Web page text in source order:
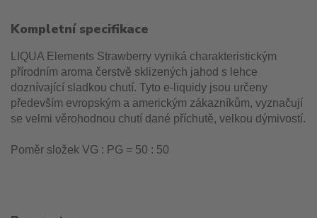
Kompletní specifikace
LIQUA Elements Strawberry vyniká charakteristickým
přírodním aroma čerstvě sklizených jahod s lehce
doznívající sladkou chutí. Tyto e-liquidy jsou určeny
především evropským a americkým zákazníkům, vyznačují
se velmi věrohodnou chutí dané příchutě, velkou dýmivostí.
Poměr složek VG : PG = 50 : 50